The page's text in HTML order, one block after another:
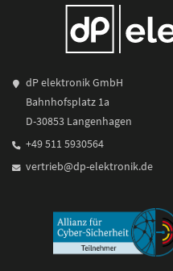
dP elektronik GmbH
Bahnhofsplatz 1a
D-30853 Langenhagen
+49 511 5930564
vertrieb@dp-elektronik.de